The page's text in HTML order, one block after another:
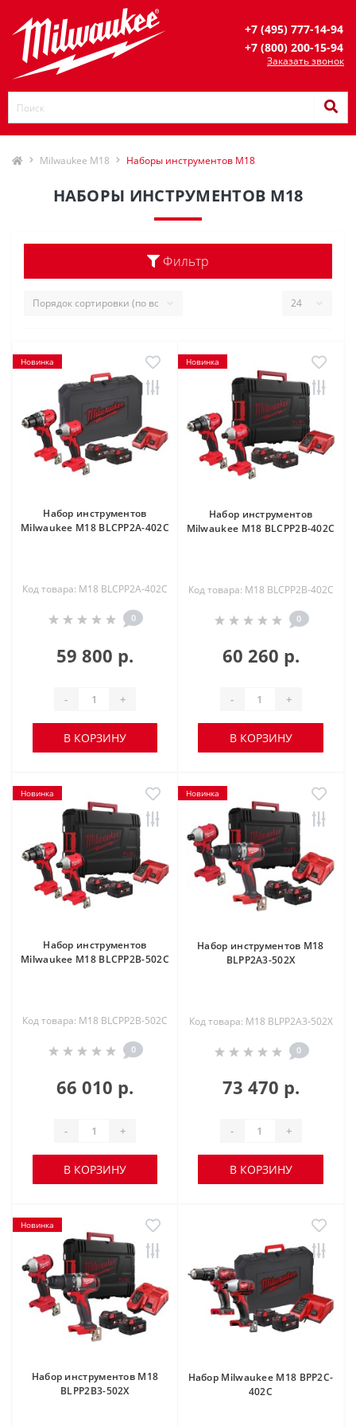
+7 (495) 777-14-94
+7 (800) 200-15-94
Заказать звонок
Milwaukee M18 Наборы инструментов M18
НАБОРЫ ИНСТРУМЕНТОВ M18
Фильтр
Новинка
Набор инструментов
Milwaukee M18 BLCPP2A-402C
Код товара: M18 BLCPP2A-402C
0
59 800 р.
- +
В КОРЗИНУ
Новинка
Набор инструментов
Milwaukee M18 BLCPP2B-402C
Код товара: M18 BLCPP2B-402C
0
60 260 р.
- +
В КОРЗИНУ
Новинка
Набор инструментов
Milwaukee M18 BLCPP2B-502C
Код товара: M18 BLCPP2B-502C
0
66 010 р.
- +
В КОРЗИНУ
Новинка
Набор инструментов M18
BLPP2A3-502X
Код товара: M18 BLPP2A3-502X
0
73 470 р.
- +
В КОРЗИНУ
Новинка
Набор инструментов M18
BLPP2B3-502X
Набор Milwaukee M18 BPP2C-
402C